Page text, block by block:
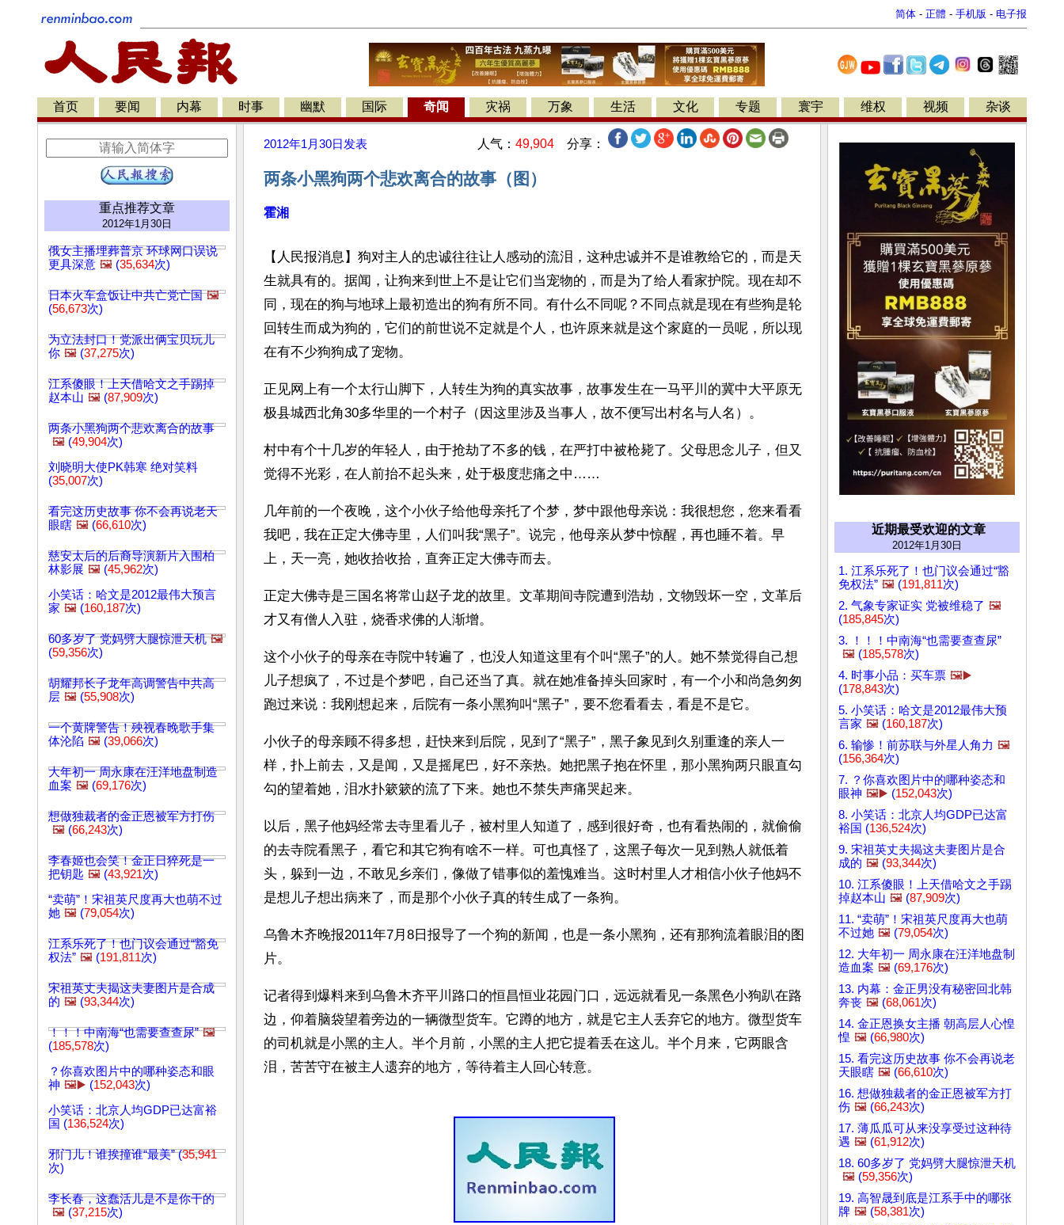
简体 - 正體 - 手机版 - 电子报
首页 要闻 内幕 时事 幽默 国际 奇闻 灾祸 万象 生活 文化 专题 寰宇 维权 视频 杂谈
重点推荐文章
2012年1月30日
俄女主播埋葬普京 环球网口误说
更具深意 🖼️ (35,634次)
日本火车盒饭让中共亡党亡国 🖼️
(56,673次)
为立法封口！党派出俩宝贝玩儿
你 🖼️ (37,275次)
江系傻眼！上天借哈文之手踢掉
赵本山 🖼️ (87,909次)
两条小黑狗两个悲欢离合的故事
🖼️ (49,904次)
刘晓明大使PK韩寒 绝对笑料
(35,007次)
看完这历史故事 你不会再说老天
眼瞎 🖼️ (66,610次)
慈安太后的后裔导演新片入围柏
林影展 🖼️ (45,962次)
小笑话：哈文是2012最伟大预言
家 🖼️ (160,187次)
60多岁了 党妈劈大腿惊泄天机 🖼️
(59,356次)
胡耀邦长子龙年高调警告中共高
层 🖼️ (55,908次)
一个黄牌警告！殃视春晚歌手集
体沦陷 🖼️ (39,066次)
大年初一 周永康在汪洋地盘制造
血案 🖼️ (69,176次)
想做独裁者的金正恩被军方打伤
🖼️ (66,243次)
李春姬也会笑！金正日猝死是一
把钥匙 🖼️ (43,921次)
“卖萌”！宋祖英尺度再大也萌不过
她 🖼️ (79,054次)
江系乐死了！也门议会通过“豁免
权法” 🖼️ (191,811次)
宋祖英丈夫揭这夫妻图片是合成
的 🖼️ (93,344次)
！！！中南海“也需要查查尿” 🖼️
(185,578次)
？你喜欢图片中的哪种姿态和眼
神 🖼️▶️ (152,043次)
小笑话：北京人均GDP已达富裕
国 (136,524次)
邪门儿！谁挨撞谁“最美” (35,941
次)
李长春，这蠢活儿是不是你干的
🖼️ (37,215次)
2012年1月30日 发表 人气： 49,904 分享：
两条小黑狗两个悲欢离合的故事（图）
霍湘
【人民报消息】狗对主人的忠诚往往让人感动的流泪，这种忠诚并不是谁教给它的，而是天
生就具有的。据闻，让狗来到世上不是让它们当宠物的，而是为了给人看家护院。现在却不
同，现在的狗与地球上最初造出的狗有所不同。有什么不同呢？不同点就是现在有些狗是轮
回转生而成为狗的，它们的前世说不定就是个人，也许原来就是这个家庭的一员呢，所以现
在有不少狗狗成了宠物。
正见网上有一个太行山脚下，人转生为狗的真实故事，故事发生在一马平川的冀中大平原无
极县城西北角30多华里的一个村子（因这里涉及当事人，故不便写出村名与人名）。
村中有个十几岁的年轻人，由于抢劫了不多的钱，在严打中被枪毙了。父母思念儿子，但又
觉得不光彩，在人前抬不起头来，处于极度悲痛之中……
几年前的一个夜晚，这个小伙子给他母亲托了个梦，梦中跟他母亲说：我很想您，您来看看
我吧，我在正定大佛寺里，人们叫我“黑子”。说完，他母亲从梦中惊醒，再也睡不着。早
上，天一亮，她收拾收拾，直奔正定大佛寺而去。
正定大佛寺是三国名将常山赵子龙的故里。文革期间寺院遭到浩劫，文物毁坏一空，文革后
才又有僧人入驻，烧香求佛的人渐增。
这个小伙子的母亲在寺院中转遍了，也没人知道这里有个叫“黑子”的人。她不禁觉得自己想
儿子想疯了，不过是个梦吧，自己还当了真。就在她准备掉头回家时，有一个小和尚急匆匆
跑过来说：我刚想起来，后院有一条小黑狗叫“黑子”，要不您看看去，看是不是它。
小伙子的母亲顾不得多想，赶快来到后院，见到了“黑子”，黑子象见到久别重逢的亲人一
样，扑上前去，又是闻，又是摇尾巴，好不亲热。她把黑子抱在怀里，那小黑狗两只眼直勾
勾的望着她，泪水扑簌簌的流了下来。她也不禁失声痛哭起来。
以后，黑子他妈经常去寺里看儿子，被村里人知道了，感到很好奇，也有看热闹的，就偷偷
的去寺院看黑子，看它和其它狗有啥不一样。可也真怪了，这黑子每次一见到熟人就低着
头，躲到一边，不敢见乡亲们，像做了错事似的羞愧难当。这时村里人才相信小伙子他妈不
是想儿子想出病来了，而是那个小伙子真的转生成了一条狗。
乌鲁木齐晚报2011年7月8日报导了一个狗的新闻，也是一条小黑狗，还有那狗流着眼泪的图
片。
记者得到爆料来到乌鲁木齐平川路口的恒昌恒业花园门口，远远就看见一条黑色小狗趴在路
边，仰着脑袋望着旁边的一辆微型货车。它蹲的地方，就是它主人丢弃它的地方。微型货车
的司机就是小黑的主人。半个月前，小黑的主人把它提着丢在这儿。半个月来，它两眼含
泪，苦苦守在被主人遗弃的地方，等待着主人回心转意。
近期最受欢迎的文章
2012年1月30日
1. 江系乐死了！也门议会通过“豁
免权法” 🖼️ (191,811次)
2. 气象专家证实 党被维稳了 🖼️
(185,845次)
3. ！！！中南海“也需要查查尿”
🖼️ (185,578次)
4. 时事小品：买车票 🖼️▶️
(178,843次)
5. 小笑话：哈文是2012最伟大预
言家 🖼️ (160,187次)
6. 输惨！前苏联与外星人角力 🖼️
(156,364次)
7. ？你喜欢图片中的哪种姿态和
眼神 🖼️▶️ (152,043次)
8. 小笑话：北京人均GDP已达富
裕国 (136,524次)
9. 宋祖英丈夫揭这夫妻图片是合
成的 🖼️ (93,344次)
10. 江系傻眼！上天借哈文之手踢
掉赵本山 🖼️ (87,909次)
11. “卖萌”！宋祖英尺度再大也萌
不过她 🖼️ (79,054次)
12. 大年初一 周永康在汪洋地盘制
造血案 🖼️ (69,176次)
13. 内幕：金正男没有秘密回北韩
奔丧 🖼️ (68,061次)
14. 金正恩换女主播 朝高层人心惶
惶 🖼️ (66,980次)
15. 看完这历史故事 你不会再说老
天眼瞎 🖼️ (66,610次)
16. 想做独裁者的金正恩被军方打
伤 🖼️ (66,243次)
17. 薄瓜瓜可从来没享受过这种待
遇 🖼️ (61,912次)
18. 60多岁了 党妈劈大腿惊泄天机
🖼️ (59,356次)
19. 高智晟到底是江系手中的哪张
牌 🖼️ (58,381次)